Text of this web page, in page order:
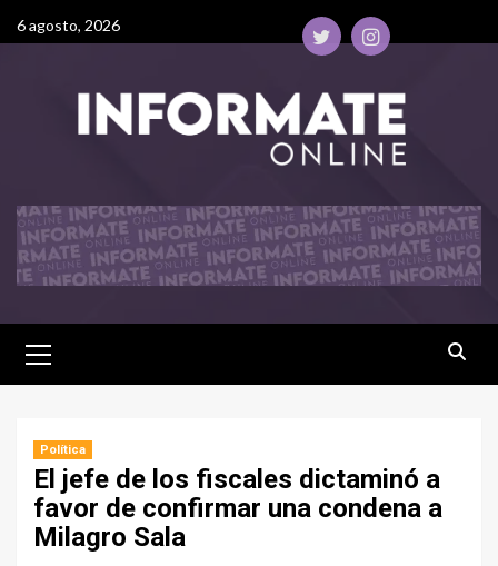
6 agosto, 2026
Política
El jefe de los fiscales dictaminó a
favor de confirmar una condena a
Milagro Sala